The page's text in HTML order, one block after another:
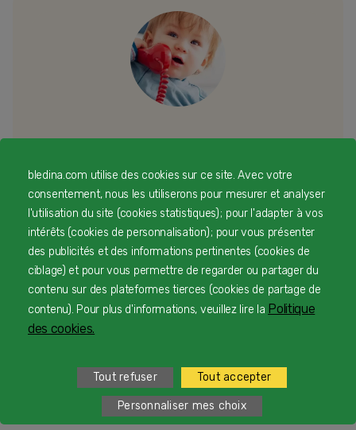
personnalisé
Une équipe d’experts en nutrition infantile rien que
pour vous 24/7 gratuitement
1 Service et appel gratuits en France hors collectivités
bledina.com utilise des cookies sur ce site. Avec votre
consentement, nous les utiliserons pour mesurer et analyser
l'utilisation du site (cookies statistiques) ; pour l'adapter à vos
intérêts (cookies de personnalisation) ; pour vous présenter
des publicités et des informations pertinentes (cookies de
ciblage) et pour vous permettre de regarder ou partager du
contenu sur des plateformes tierces (cookies de partage de
contenu). Pour plus d'informations, veuillez lire la Politique
des cookies.
Tout refuser Tout accepter
Personnaliser mes choix